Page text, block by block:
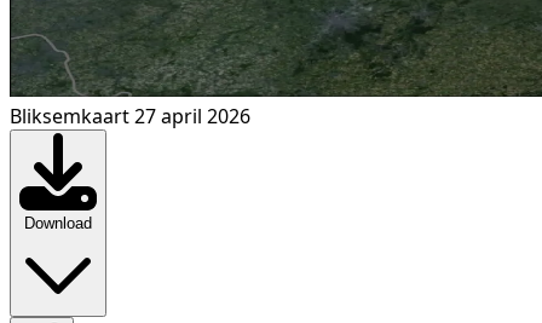
Bliksemkaart 27 april 2026
Download